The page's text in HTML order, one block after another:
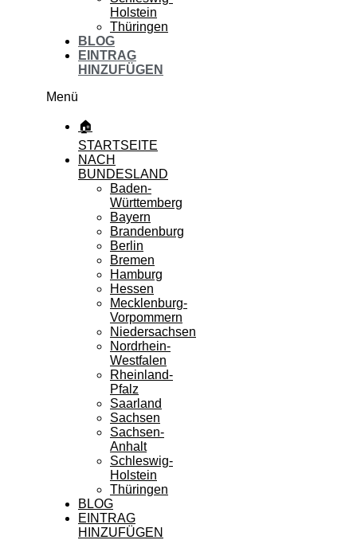
Holstein
Thüringen
BLOG
EINTRAG
HINZUFÜGEN
Menü
🏠
STARTSEITE
NACH
BUNDESLAND
Baden-
Württemberg
Bayern
Brandenburg
Berlin
Bremen
Hamburg
Hessen
Mecklenburg-
Vorpommern
Niedersachsen
Nordrhein-
Westfalen
Rheinland-
Pfalz
Saarland
Sachsen
Sachsen-
Anhalt
Schleswig-
Holstein
Thüringen
BLOG
EINTRAG
HINZUFÜGEN